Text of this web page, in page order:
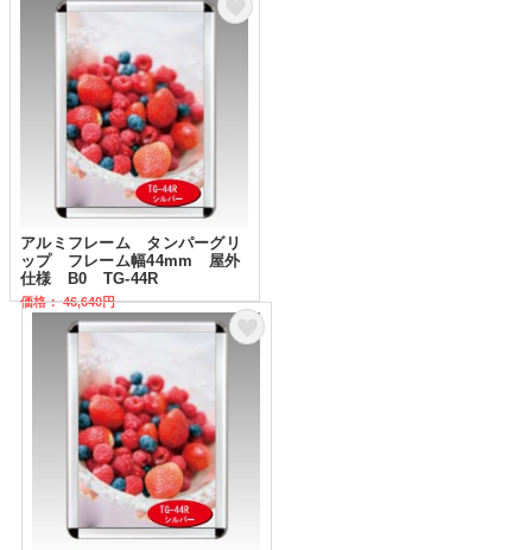
アルミフレーム タンパーグリ
ップ フレーム幅44mm 屋外
仕様 B0 TG-44R
価格： 46,640円